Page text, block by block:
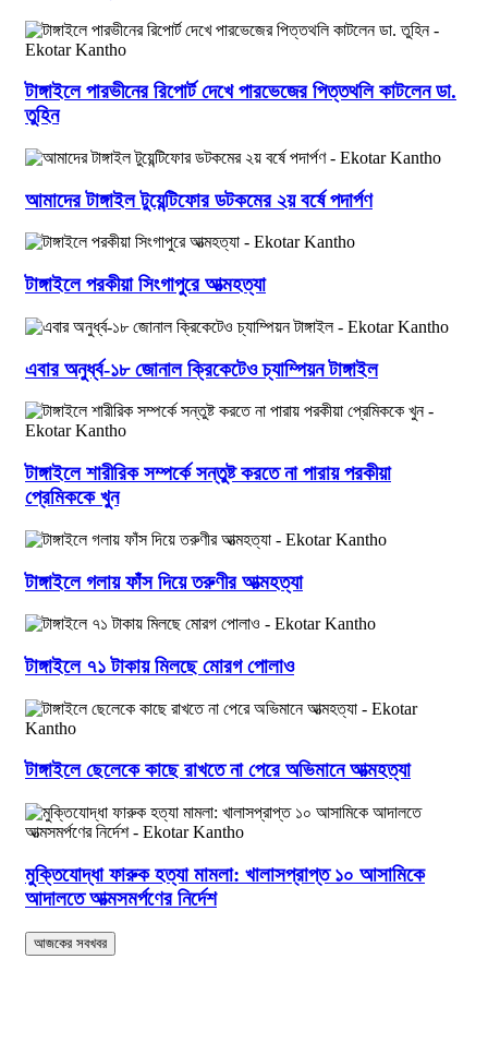
টাঙ্গাইলে পারভীনের রিপোর্ট দেখে পারভেজের পিত্তথলি কাটলেন ডা.
তুহিন
আমাদের টাঙ্গাইল টুয়েন্টিফোর ডটকমের ২য় বর্ষে পদার্পণ
টাঙ্গাইলে পরকীয়া সিংগাপুরে আত্মহত্যা
এবার অনুর্ধ্ব-১৮ জোনাল ক্রিকেটেও চ্যাম্পিয়ন টাঙ্গাইল
টাঙ্গাইলে শারীরিক সম্পর্কে সন্তুষ্ট করতে না পারায় পরকীয়া
প্রেমিককে খুন
টাঙ্গাইলে গলায় ফাঁস দিয়ে তরুণীর আত্মহত্যা
টাঙ্গাইলে ৭১ টাকায় মিলছে মোরগ পোলাও
টাঙ্গাইলে ছেলেকে কাছে রাখতে না পেরে অভিমানে আত্মহত্যা
মুক্তিযোদ্ধা ফারুক হত্যা মামলা: খালাসপ্রাপ্ত ১০ আসামিকে
আদালতে আত্মসমর্পণের নির্দেশ